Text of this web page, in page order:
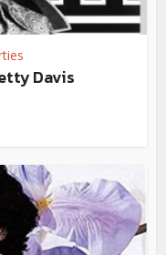
Davis